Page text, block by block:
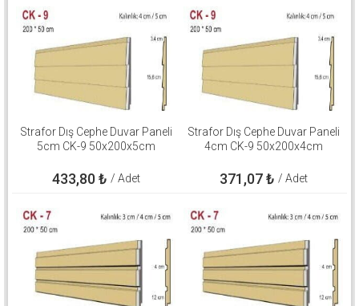
Strafor Dış Cephe Duvar Paneli
5cm CK-9 50x200x5cm
433,80₺ / Adet
Strafor Dış Cephe Duvar Paneli
4cm CK-9 50x200x4cm
371,07₺ / Adet